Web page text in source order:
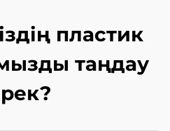
пластик
таңдау